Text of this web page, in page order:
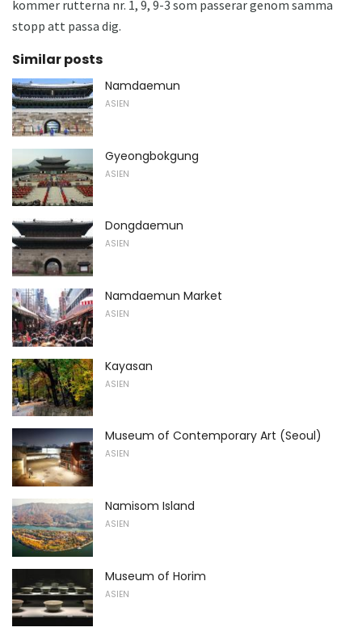
kommer rutterna nr. 1, 9, 9-3 som passerar genom samma
stopp att passa dig.
Similar posts
Namdaemun
ASIEN
Gyeongbokgung
ASIEN
Dongdaemun
ASIEN
Namdaemun Market
ASIEN
Kayasan
ASIEN
Museum of Contemporary Art (Seoul)
ASIEN
Namisom Island
ASIEN
Museum of Horim
ASIEN